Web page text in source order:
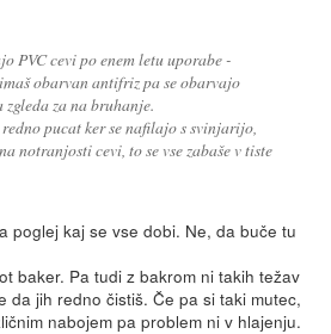
PVC cevi po enem letu uporabe -
obarvan antifriz pa se obarvajo
za na bruhanje.
pucat ker se nafilajo s svinjarijo,
notranjosti cevi, to se vse zabaše v tiste
poglej kaj se vse dobi. Ne, da buče tu
baker. Pa tudi z bakrom ni takih težav
da jih redno čistiš. Če pa si taki mutec,
nabojem pa problem ni v hlajenju.